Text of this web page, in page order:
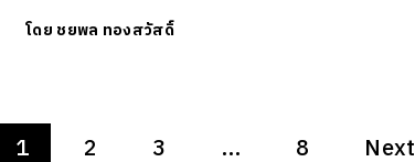
โดย ชยพล ทองสวัสดิ์
1 2 3 … 8 Next